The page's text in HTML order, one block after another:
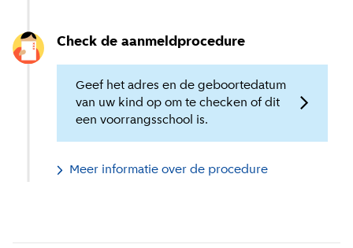
Check de aanmeldprocedure
Geef het adres en de geboortedatum
van uw kind op om te checken of dit
een voorrangsschool is.
Meer informatie over de procedure